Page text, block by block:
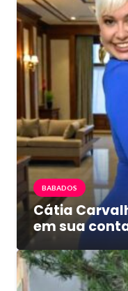
BABADOS
Cátia
em sua